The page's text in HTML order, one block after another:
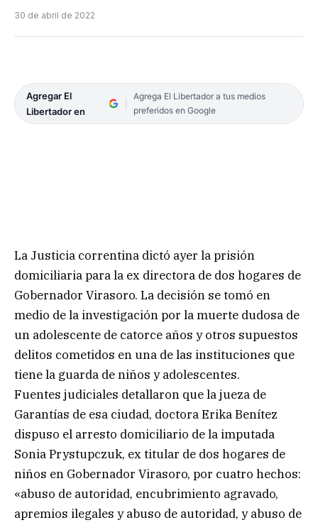
30 de abril de 2022
Agregar El
Libertador en
Agrega El Libertador a tus medios
preferidos en Google
La Justicia correntina dictó ayer la prisión
domiciliaria para la ex directora de dos hogares de
Gobernador Virasoro. La decisión se tomó en
medio de la investigación por la muerte dudosa de
un adolescente de catorce años y otros supuestos
delitos cometidos en una de las instituciones que
tiene la guarda de niños y adolescentes.
Fuentes judiciales detallaron que la jueza de
Garantías de esa ciudad, doctora Erika Benítez
dispuso el arresto domiciliario de la imputada
Sonia Prystupczuk, ex titular de dos hogares de
niños en Gobernador Virasoro, por cuatro hechos:
«abuso de autoridad, encubrimiento agravado,
apremios ilegales y abuso de autoridad, y abuso de